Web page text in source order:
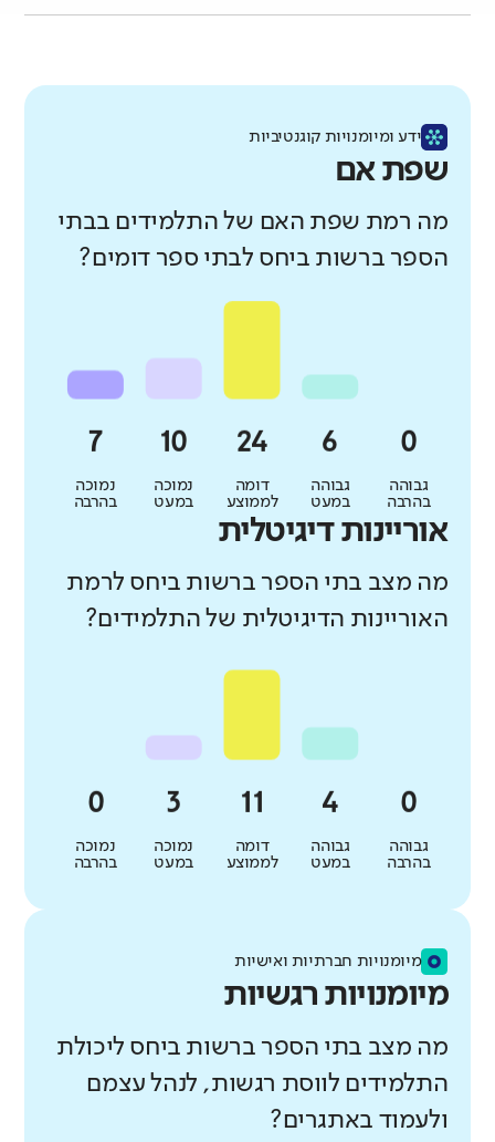
ידע ומיומנויות קוגנטיביות
שפת אם
מה רמת שפת האם של התלמידים בבתי
הספר ברשות ביחס לבתי ספר דומים?
גבוהה
בהרבה
גבוהה
במעט
דומה
לממוצע
נמוכה
במעט
נמוכה
בהרבה
אוריינות דיגיטלית
מה מצב בתי הספר ברשות ביחס לרמת
האוריינות הדיגיטלית של התלמידים?
גבוהה
בהרבה
גבוהה
במעט
דומה
לממוצע
נמוכה
במעט
נמוכה
בהרבה
מיומנויות חברתיות ואישיות
מיומנויות רגשיות
מה מצב בתי הספר ברשות ביחס ליכולת
התלמידים לווסת רגשות, לנהל עצמם
ולעמוד באתגרים?